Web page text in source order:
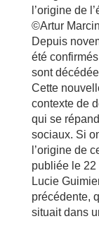
l’origine de
©Artur
Depuis
été
sont
Cette
contexte de
qui se
sociaux. Si
l’origine de
publiée le
Lucie
précédente,
situait dans